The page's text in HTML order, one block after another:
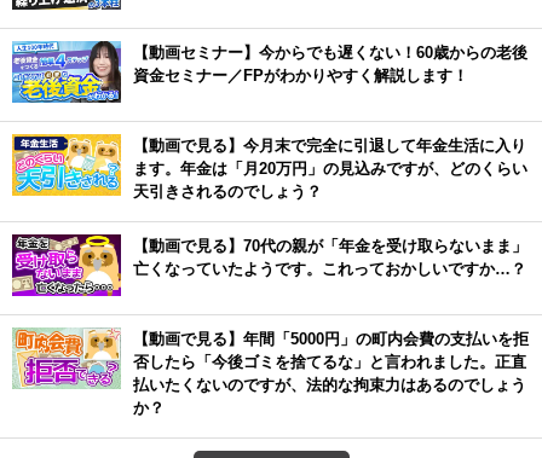
【動画セミナー】今からでも遅くない！60歳からの老後
資金セミナー／FPがわかりやすく解説します！
【動画で見る】今月末で完全に引退して年金生活に入り
ます。年金は「月20万円」の見込みですが、どのくらい
天引きされるのでしょう？
【動画で見る】70代の親が「年金を受け取らないまま」
亡くなっていたようです。これっておかしいですか…？
【動画で見る】年間「5000円」の町内会費の支払いを拒
否したら「今後ゴミを捨てるな」と言われました。正直
払いたくないのですが、法的な拘束力はあるのでしょう
か？